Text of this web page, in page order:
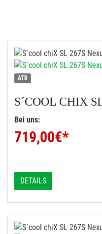
ATB
S´COOL CHIX
Bei uns:
719,00€*
DETAILS